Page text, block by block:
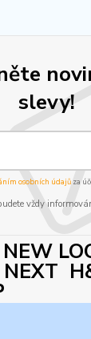
slevy!
osobních údajůza
vždy